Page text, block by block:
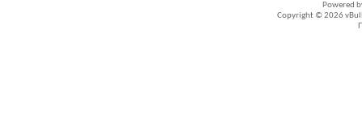
Powered
Copyright © 2026